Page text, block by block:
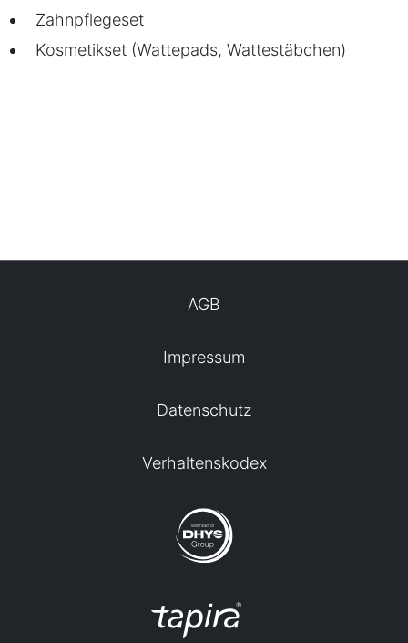
Zahnpflegeset
Kosmetikset (Wattepads, Wattestäbchen)
AGB
Impressum
Datenschutz
Verhaltenskodex